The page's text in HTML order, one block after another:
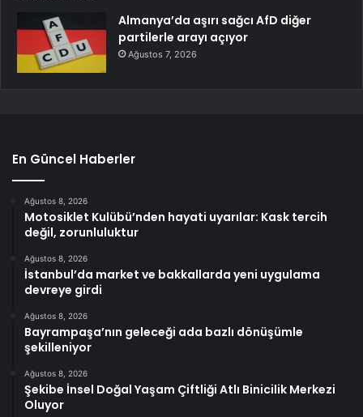
Almanya’da aşırı sağcı AfD diğer
partilerle arayı açıyor
Ağustos 7, 2026
En Güncel Haberler
Ağustos 8, 2026
Motosiklet Kulübü’nden hayati uyarılar: Kask tercih
değil, zorunluluktur
Ağustos 8, 2026
İstanbul’da market ve bakkallarda yeni uygulama
devreye girdi
Ağustos 8, 2026
Bayrampaşa’nın geleceği ada bazlı dönüşümle
şekilleniyor
Ağustos 8, 2026
Şekibe İnsel Doğal Yaşam Çiftliği Atlı Binicilik Merkezi
Oluyor